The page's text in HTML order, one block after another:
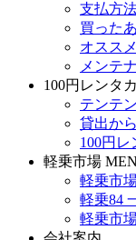
支払方
買った
オスス
メンテ
100円レンタ
テンテ
貸出か
100円レ
軽乗市場
軽乗市
軽乗84
軽乗市